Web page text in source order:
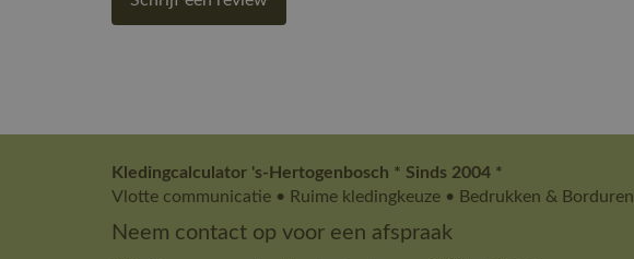
Kledingcalculator 's-Hertogenbosch * Sinds 2004 *
Vlotte communicatie • Ruime kledingkeuze • Bedrukken &
Neem contact op voor een afspraak